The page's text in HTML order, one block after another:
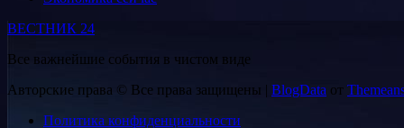
ВЕСТНИК 24
Все важнейшие события в чистом виде
Авторские права © Все права защищены | BlogData от
Политика конфиденциальности